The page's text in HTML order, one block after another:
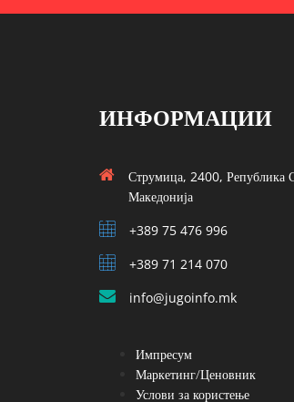
ИНФОРМАЦИИ
Струмица, 2400, Република
Македонија
+389 75 476 996
+389 71 214 070
info@jugoinfo.mk
Импресум
Маркетинг/Ценовник
Услови за користење